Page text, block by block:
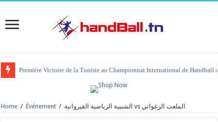
Première Victoire de la Tunisie au Championnat International de Handball
Home / Événement / الشبيبة الرياضية القيروانية vs الملعب الزغواني